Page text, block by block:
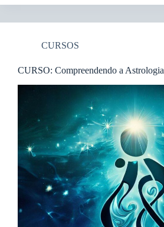
CURSOS
CURSO: Compreendendo a Astrologia